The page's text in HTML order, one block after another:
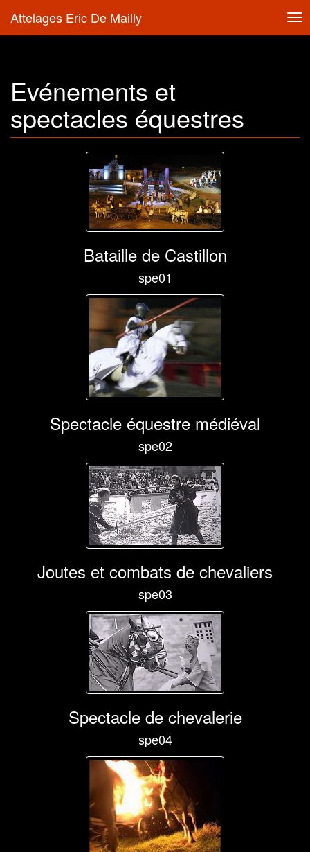
Attelages Eric De Mailly
Evénements et
spectacles équestres
Bataille de Castillon
spe01
Spectacle équestre médiéval
spe02
Joutes et combats de chevaliers
spe03
Spectacle de chevalerie
spe04